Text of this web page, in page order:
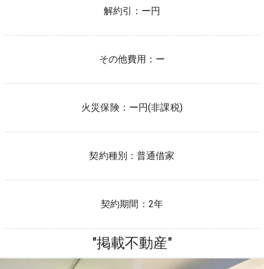
解約引： ー円
その他費用： ー
火災保険： ー円(非課税)
契約種別：普通借家
契約期間： 2年
"掲載不動産"